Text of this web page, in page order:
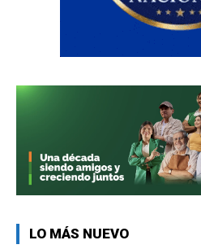
LO MÁS NUEVO